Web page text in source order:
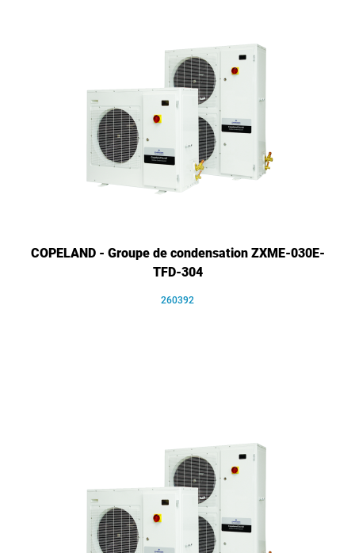
COPELAND - Groupe de condensation ZXME-030E-
TFD-304
260392